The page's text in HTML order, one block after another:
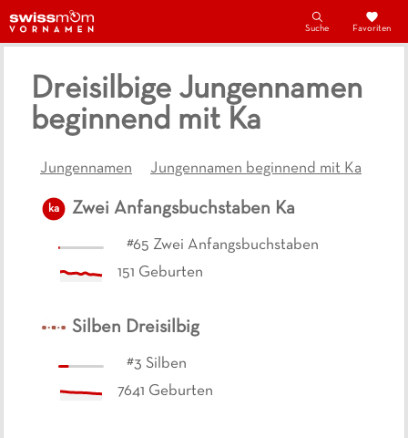
Suche Favoriten
Dreisilbige Jungennamen
beginnend mit Ka
Jungennamen Jungennamen beginnend mit Ka
ka Zwei Anfangsbuchstaben Ka
#65 Zwei Anfangsbuchstaben
151 Geburten
Silben Dreisilbig
#3 Silben
7641 Geburten